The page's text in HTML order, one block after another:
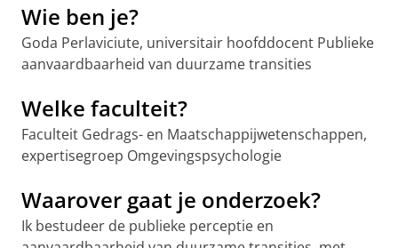
Wie ben je?
Goda Perlaviciute, universitair hoofddocent Publieke
aanvaardbaarheid van duurzame transities
Welke faculteit?
Faculteit Gedrags- en Maatschappijwetenschappen,
expertisegroep Omgevingspsychologie
Waarover gaat je onderzoek?
Ik bestudeer de publieke perceptie en